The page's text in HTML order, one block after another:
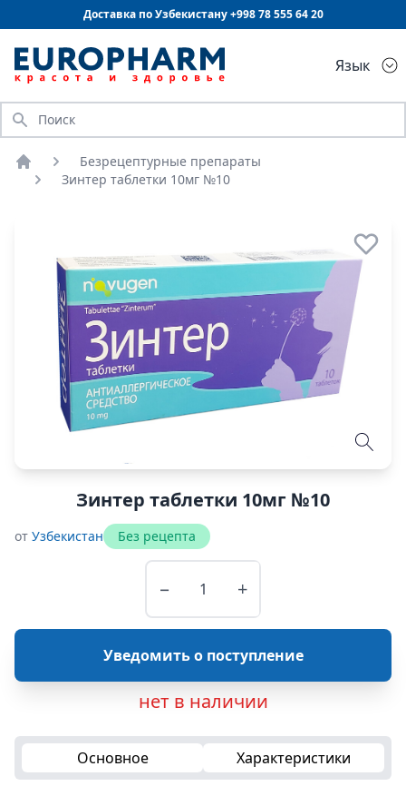
Доставка по Узбекистану +99878 555 64 20
Язык
Искать
Главная
Безрецептурные препараты
Зинтер таблетки 10мг №10
Зинтер таблетки 10мг №10
от Узбекистан Без рецепта
− +
Уведомить о поступление
нет в наличии
Основное Характеристики